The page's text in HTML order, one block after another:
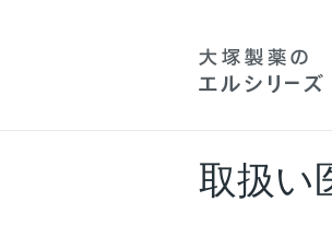
取扱い